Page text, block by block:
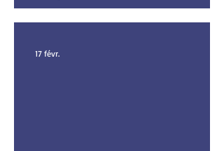
l’Éducation nationale dans le
Morbihan
17 févr.